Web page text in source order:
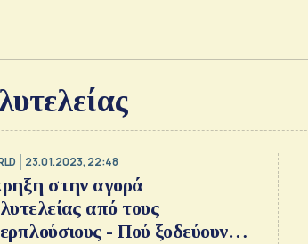
23.01.2023, 22:48
στην αγορά
από τους
- Πού ξοδεύουν